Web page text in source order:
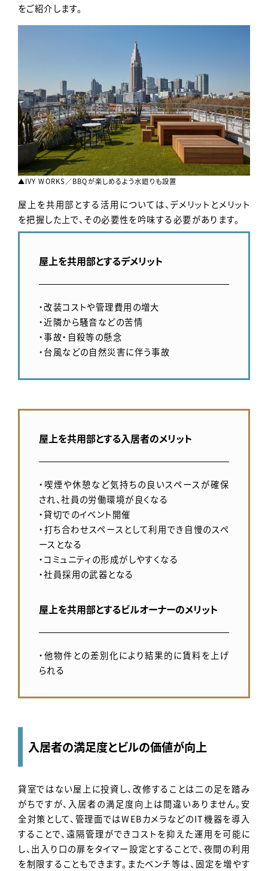
をご紹介します。
▲IVY WORKS／BBQが楽しめるよう水廻りも設置
屋上を共用部とする活用については、デメリットとメリット
を把握した上で、その必要性を吟味する必要があります。
屋上を共用部とするデメリット
・改装コストや管理費用の増大
・近隣から騒音などの苦情
・事故・自殺等の懸念
・台風などの自然災害に伴う事故
屋上を共用部とする入居者のメリット
・喫煙や休憩など気持ちの良いスペースが確保
され、社員の労働環境が良くなる
・貸切でのイベント開催
・打ち合わせスペースとして利用でき自慢のスペ
ースとなる
・コミュニティの形成がしやすくなる
・社員採用の武器となる
屋上を共用部とするビルオーナーのメリット
・他物件との差別化により結果的に賃料を上げ
られる
入居者の満足度とビルの価値が向上
貸室ではない屋上に投資し、改修することは二の足を踏み
がちですが、入居者の満足度向上は間違いありません。安
全対策として、管理面ではWEBカメラなどのIT機器を導入
することで、遠隔管理ができコストを抑えた運用を可能に
し、出入り口の扉をタイマー設定とすることで、夜間の利用
を制限することもできます。またベンチ等は、固定を増やす